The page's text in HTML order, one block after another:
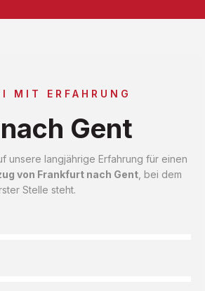
MIT ERFAHRUNG
Gent
unsere langjährige Erfahrung für einen
von Frankfurt nach Gent , bei dem
Stelle steht.